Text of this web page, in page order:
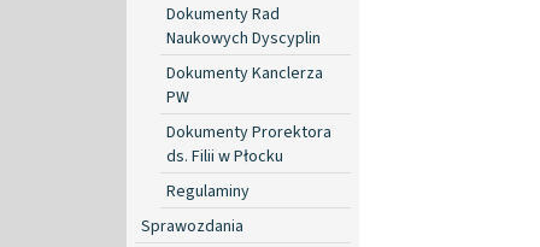
Dokumenty Rad
Naukowych Dyscyplin
Dokumenty Kanclerza
PW
Dokumenty Prorektora
ds. Filii w Płocku
Regulaminy
Sprawozdania